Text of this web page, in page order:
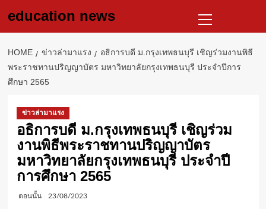
education news
Menu
HOME ข่าวล่ามาแรง
อธิการบดี ม.กรุงเทพธนบุรี เชิญร่วมงานพิธี
พระราชทานปริญญาบัตร มหาวิทยาลัยกรุงเทพธนบุรี ประจำปีการ
ศึกษา 2565
ข่าวล่ามาแรง
อธิการบดี ม.กรุงเทพธนบุรี เชิญร่วม
งานพิธีพระราชทานปริญญาบัตร
มหาวิทยาลัยกรุงเทพธนบุรี ประจำปี
การศึกษา 2565
ตอนนั้น 23/08/2023